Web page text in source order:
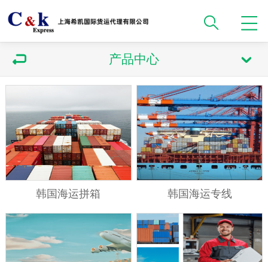
产品中心
韩国海运拼箱 韩国海运专线